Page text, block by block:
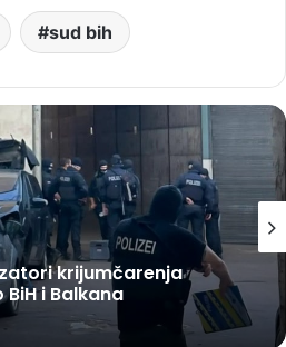
sud bih
krijumčarenja
i Balkana